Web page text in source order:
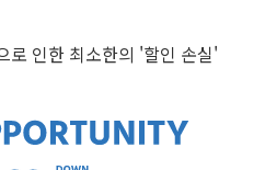
로 인한 최소한의 '할인 손실'